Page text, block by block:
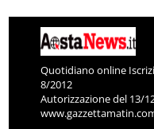
Quotidiano online
8/2012
Autorizzazione del 13/